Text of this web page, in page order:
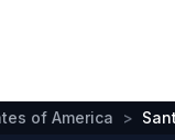
of America >